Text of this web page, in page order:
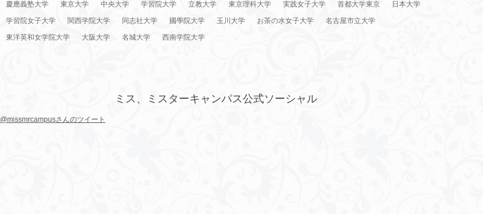
慶應義塾大学 東京大学 中央大学 学習院大学 立教大学 東京理科大学 実践女子大学 首都大学東京
日本大学
学習院女子大学
関西学院大学 同志社大学 國學院大学 玉川大学 お茶の水女子大学
名古屋市立大学
東洋英和女学院大学
大阪大学 名城大学 西南学院大学
ミス、ミスターキャンパス公式ソーシャル
@missmrcampusさんのツイート